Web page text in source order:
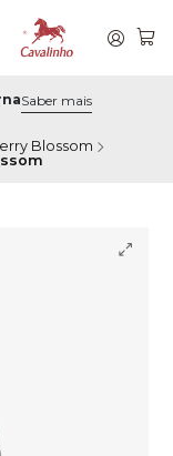
Saber mais
Blossom